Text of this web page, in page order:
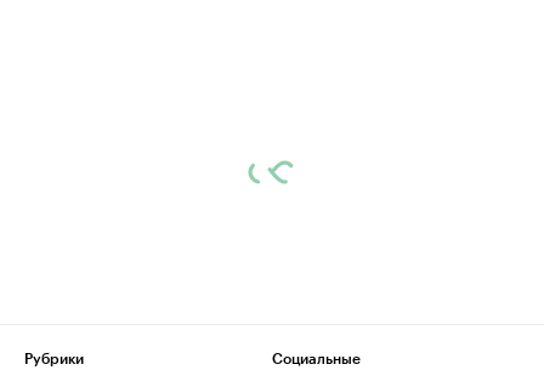
Рубрики
Социальные